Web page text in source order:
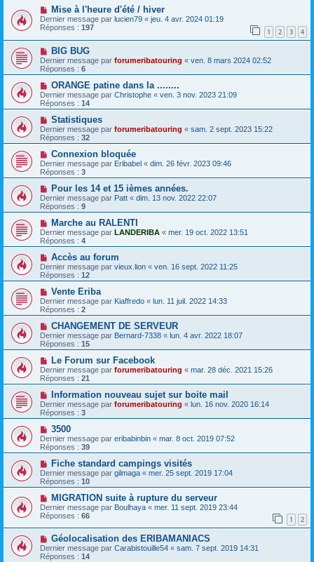
Mise à l'heure d'été / hiver
Dernier message par lucien79 « jeu. 4 avr. 2024 01:19
Réponses : 197 1 2 3 4
BIG BUG
Dernier message par forumeribatouring « ven. 8 mars 2024 02:52
Réponses : 6
ORANGE patine dans la ........
Dernier message par Christophe « ven. 3 nov. 2023 21:09
Réponses : 14
Statistiques
Dernier message par forumeribatouring « sam. 2 sept. 2023 15:22
Réponses : 32
Connexion bloquée
Dernier message par Eribabel « dim. 26 févr. 2023 09:46
Réponses : 3
Pour les 14 et 15 ièmes années.
Dernier message par Patt « dim. 13 nov. 2022 22:07
Réponses : 9
Marche au RALENTI
Dernier message par LANDERIBA « mer. 19 oct. 2022 13:51
Réponses : 4
Accès au forum
Dernier message par vieux.lion « ven. 16 sept. 2022 11:25
Réponses : 12
Vente Eriba
Dernier message par Kiaffredo « lun. 11 juil. 2022 14:33
Réponses : 2
CHANGEMENT DE SERVEUR
Dernier message par Bernard-7338 « lun. 4 avr. 2022 18:07
Réponses : 15
Le Forum sur Facebook
Dernier message par forumeribatouring « mar. 28 déc. 2021 15:26
Réponses : 21
Information nouveau sujet sur boite mail
Dernier message par forumeribatouring « lun. 16 nov. 2020 16:14
Réponses : 3
3500
Dernier message par eribabinbin « mar. 8 oct. 2019 07:52
Réponses : 39
Fiche standard campings visités
Dernier message par gilmaga « mer. 25 sept. 2019 17:04
Réponses : 10
MIGRATION suite à rupture du serveur
Dernier message par Boulhaya « mer. 11 sept. 2019 23:44
Réponses : 66 1 2
Géolocalisation des ERIBAMANIACS
Dernier message par Carabistouille54 « sam. 7 sept. 2019 14:31
Réponses : 14